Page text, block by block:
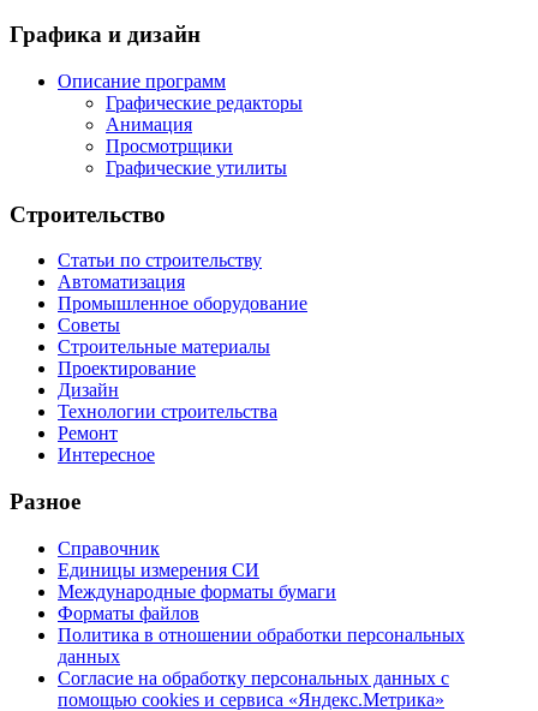
Графика и дизайн
Описание программ
Графические редакторы
Анимация
Просмотрщики
Графические утилиты
Строительство
Статьи по строительству
Автоматизация
Промышленное оборудование
Советы
Строительные материалы
Проектирование
Дизайн
Технологии строительства
Ремонт
Интересное
Разное
Справочник
Единицы измерения СИ
Международные форматы бумаги
Форматы файлов
Политика в отношении обработки персональных
данных
Согласие на обработку персональных данных с
помощью cookies и сервиса «Яндекс.Метрика»